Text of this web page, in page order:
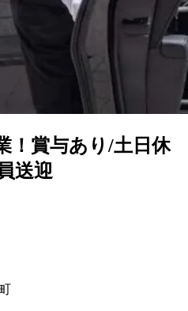
！賞与あり/土日休
送迎